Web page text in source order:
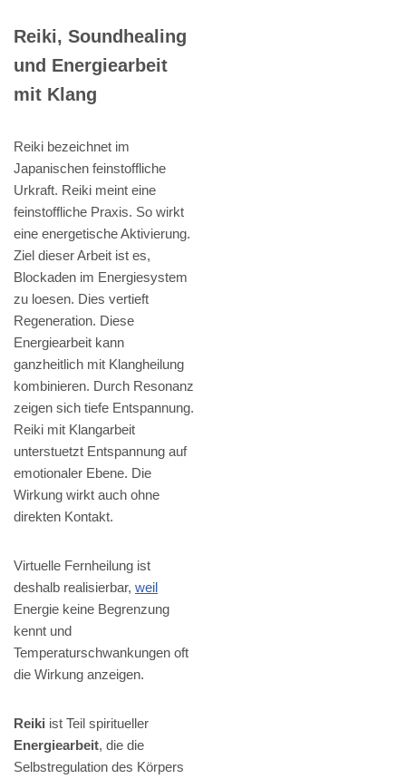
Reiki, Soundhealing
und Energiearbeit
mit Klang
Reiki bezeichnet im
Japanischen feinstoffliche
Urkraft. Reiki meint eine
feinstoffliche Praxis. So wirkt
eine energetische Aktivierung.
Ziel dieser Arbeit ist es,
Blockaden im Energiesystem
zu loesen. Dies vertieft
Regeneration. Diese
Energiearbeit kann
ganzheitlich mit Klangheilung
kombinieren. Durch Resonanz
zeigen sich tiefe Entspannung.
Reiki mit Klangarbeit
unterstuetzt Entspannung auf
emotionaler Ebene. Die
Wirkung wirkt auch ohne
direkten Kontakt.
Virtuelle Fernheilung ist
deshalb realisierbar, weil
Energie keine Begrenzung
kennt und
Temperaturschwankungen oft
die Wirkung anzeigen.
Reiki ist Teil spiritueller
Energiearbeit, die die
Selbstregulation des Körpers